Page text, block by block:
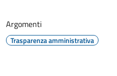
Argomenti
Trasparenza amministrativa